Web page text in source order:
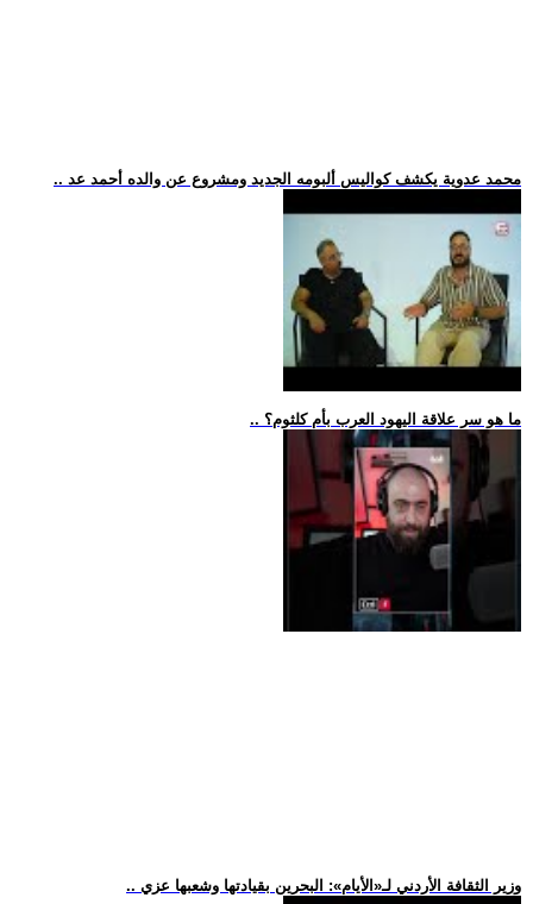
.. محمد عدوية يكشف كواليس ألبومه الجديد ومشروع عن والده أحمد عد
.. ما هو سر علاقة اليهود العرب بأم كلثوم؟
.. وزير الثقافة الأردني لـ«الأيام»: البحرين بقيادتها وشعبها عزي